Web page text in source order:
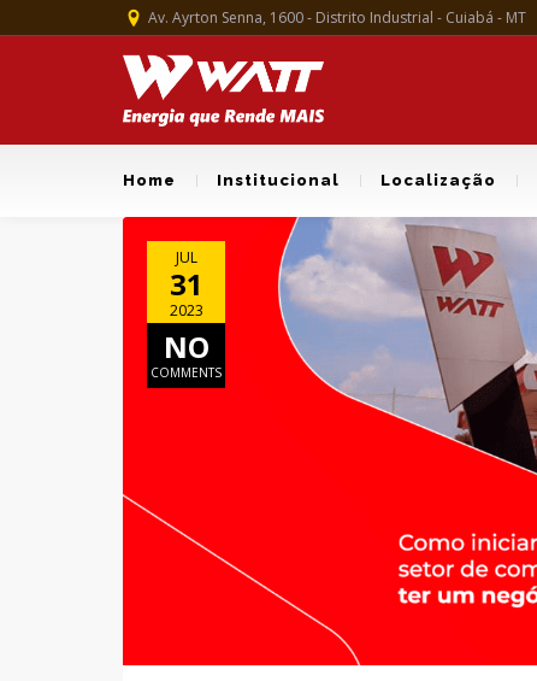
Av. Ayrton Senna, 1600 - Distrito Industrial - Cuiabá - MT
Home Institucional Localização
JUL
31
2023
NO
COMMENTS